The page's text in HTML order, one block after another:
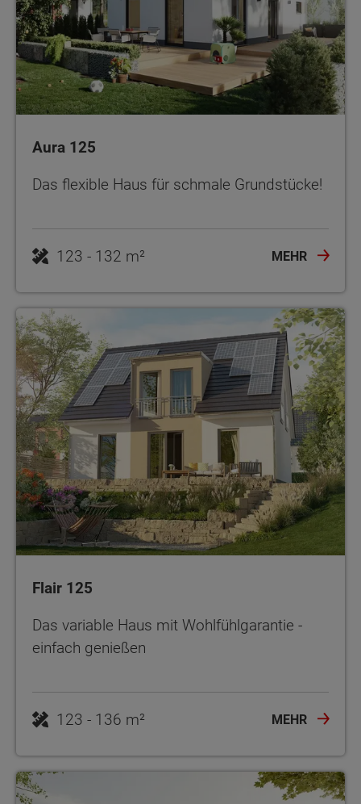
Aura 125
Das flexible Haus für schmale Grundstücke!
123 - 132 m² MEHR
Flair 125
Das variable Haus mit Wohlfühlgarantie -
einfach genießen
123 - 136 m² MEHR